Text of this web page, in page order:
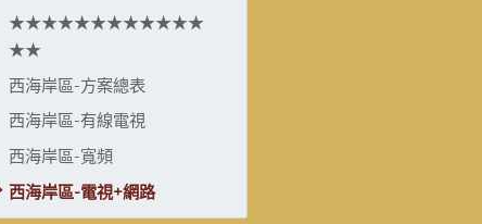
★★★★★★★★★★★★
★★
西海岸區-方案總表
西海岸區-有線電視
西海岸區-寬頻
西海岸區-電視+網路